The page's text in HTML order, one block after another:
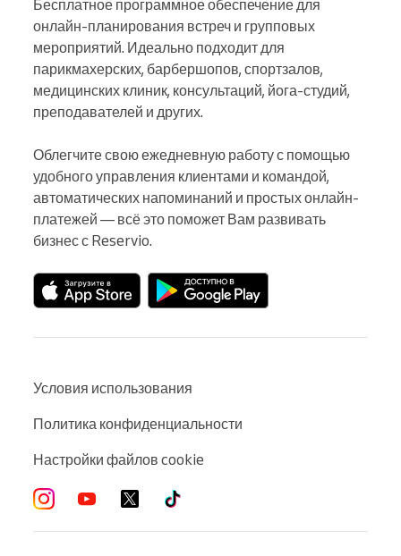
Бесплатное программное обеспечение для
онлайн-планирования встреч и групповых
мероприятий. Идеально подходит для
парикмахерских, барбершопов, спортзалов,
медицинских клиник, консультаций, йога-студий,
преподавателей и других.
Облегчите свою ежедневную работу с помощью
удобного управления клиентами и командой,
автоматических напоминаний и простых онлайн-
платежей — всё это поможет Вам развивать
бизнес с Reservio.
Условия использования
Политика конфиденциальности
Настройки файлов cookie